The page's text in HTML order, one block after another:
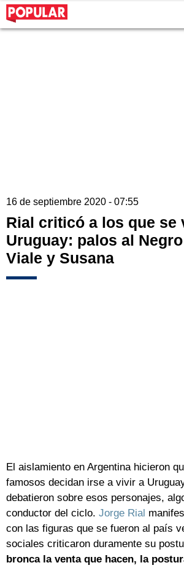
16 de septiembre 2020 - 07:55
Rial criticó a los que se
Uruguay: palos al
Viale y Susana
El aislamiento en Argentina hicieron
famosos decidan irse a vivir a
debatieron sobre esos personajes,
conductor del ciclo. Jorge Rial
con las figuras que se fueron al país
sociales criticaron duramente su
bronca la venta que hacen, la